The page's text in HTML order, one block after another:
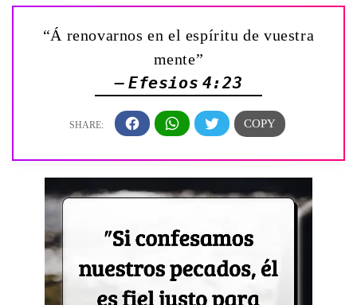
“Á renovarnos en el espíritu de vuestra
mente”
— Efesios 4:23